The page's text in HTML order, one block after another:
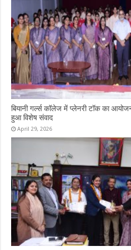
बियानी गर्ल्स कॉलेज में प्लेनरी टॉक का
हुआ विशेष संवाद
April 29, 2026